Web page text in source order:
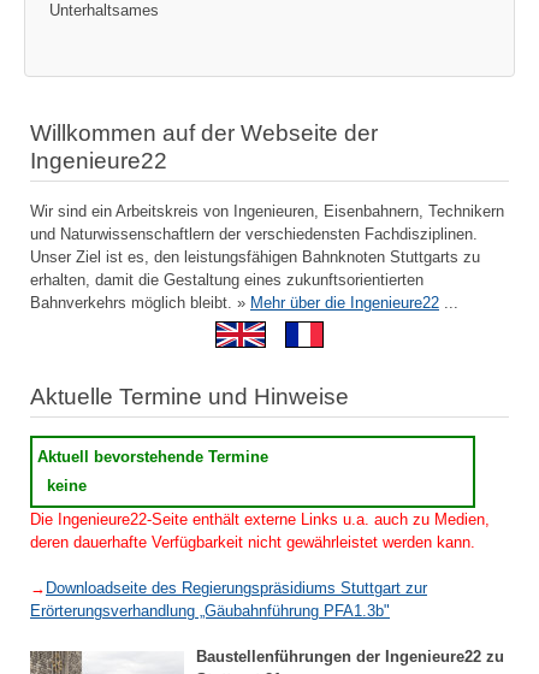
Unterhaltsames
Willkommen auf der Webseite der
Ingenieure22
Wir sind ein Arbeitskreis von Ingenieuren, Eisenbahnern, Technikern
und Naturwissenschaftlern der verschiedensten Fachdisziplinen.
Unser Ziel ist es, den leistungsfähigen Bahnknoten Stuttgarts zu
erhalten, damit die Gestaltung eines zukunftsorientierten
Bahnverkehrs möglich bleibt. » Mehr über die Ingenieure22
Aktuelle Termine und Hinweise
Aktuell bevorstehende Termine
keine
Die Ingenieure22-Seite enthält externe Links u.a. auch zu Medien,
deren dauerhafte Verfügbarkeit nicht gewährleistet werden kann.
→ Downloadseite des Regierungspräsidiums Stuttgart zur
Erörterungsverhandlung „Gäubahnführung PFA1.3b"
Baustellenführungen der Ingenieure22 zu